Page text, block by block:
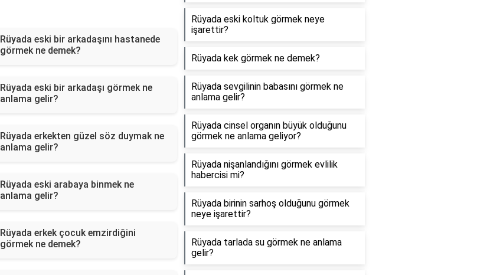
Rüyada eski bir arkadaşını hastanede
görmek ne demek?
Rüyada eski bir arkadaşı görmek ne
anlama gelir?
Rüyada erkekten güzel söz duymak ne
anlama gelir?
Rüyada eski arabaya binmek ne
anlama gelir?
Rüyada erkek çocuk emzirdiğini
görmek ne demek?
Rüyada eski koltuk görmek neye
işarettir?
Rüyada kek görmek ne demek?
Rüyada sevgilinin babasını görmek ne
anlama gelir?
Rüyada cinsel organın büyük olduğunu
görmek ne anlama geliyor?
Rüyada nişanlandığını görmek evlilik
habercisi mi?
Rüyada birinin sarhoş olduğunu görmek
neye işarettir?
Rüyada tarlada su görmek ne anlama
gelir?